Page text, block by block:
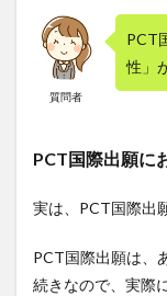
質問者
PCT
性」
PCT国際出願に
実は、PCT国際出
PCT国際出願は、
続きなので、実際